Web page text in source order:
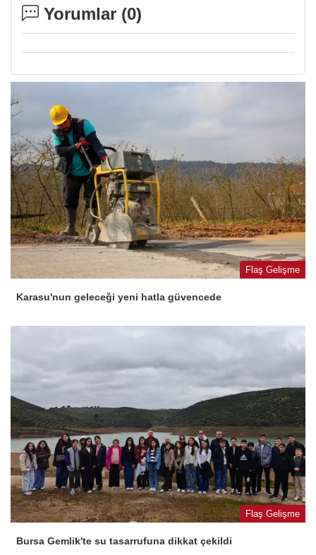
Yorumlar (0)
Flaş Gelişme
Karasu'nun geleceği yeni hatla güvencede
Flaş Gelişme
Bursa Gemlik'te su tasarrufuna dikkat çekildi